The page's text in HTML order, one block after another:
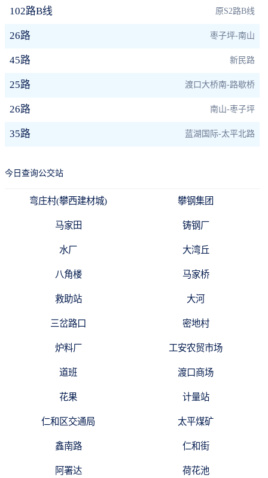
102路B线 原S2路B线
26路 枣子坪-南山
45路 新民路
25路 渡口大桥南-路歇桥
26路 南山-枣子坪
35路 蓝湖国际-太平北路
今日查询公交站
弯庄村(攀西建材城) 攀钢集团
马家田 铸钢厂
水厂 大湾丘
八角楼 马家桥
救助站 大河
三岔路口 密地村
炉料厂 工安农贸市场
道班 渡口商场
花果 计量站
仁和区交通局 太平煤矿
鑫南路 仁和街
阿署达 荷花池